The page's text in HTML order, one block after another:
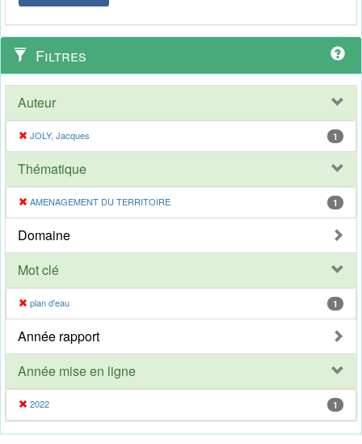
Filtres
Auteur
JOLY, Jacques 1
Thématique
AMENAGEMENT DU TERRITOIRE 1
Domaine
Mot clé
plan d'eau 1
Année rapport
Année mise en ligne
2022 1